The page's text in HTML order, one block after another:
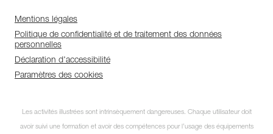
Mentions légales
Politique de confidentialité et de traitement des données
personnelles
Déclaration d'accessibilité
Paramètres des cookies
Les activités illustrées sont intrinsèquement dangereuses. Chaque utilisateur doit
avoir suivi une formation et avoir des compétences pour l’usage des équipements